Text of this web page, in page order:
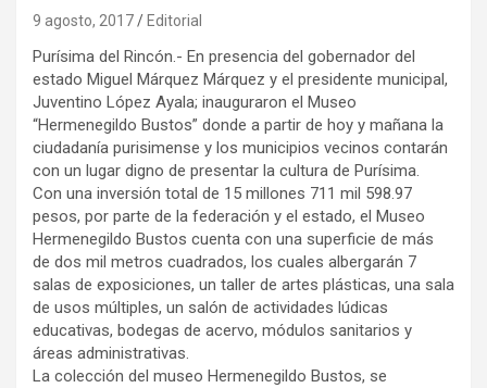
9 agosto, 2017 Editorial
Purísima del Rincón.- En presencia del gobernador del
estado Miguel Márquez Márquez y el presidente municipal,
Juventino López Ayala; inauguraron el Museo
“Hermenegildo Bustos” donde a partir de hoy y mañana la
ciudadanía purisimense y los municipios vecinos contarán
con un lugar digno de presentar la cultura de Purísima.
Con una inversión total de 15 millones 711 mil 598.97
pesos, por parte de la federación y el estado, el Museo
Hermenegildo Bustos cuenta con una superficie de más
de dos mil metros cuadrados, los cuales albergarán 7
salas de exposiciones, un taller de artes plásticas, una sala
de usos múltiples, un salón de actividades lúdicas
educativas, bodegas de acervo, módulos sanitarios y
áreas administrativas.
La colección del museo Hermenegildo Bustos, se